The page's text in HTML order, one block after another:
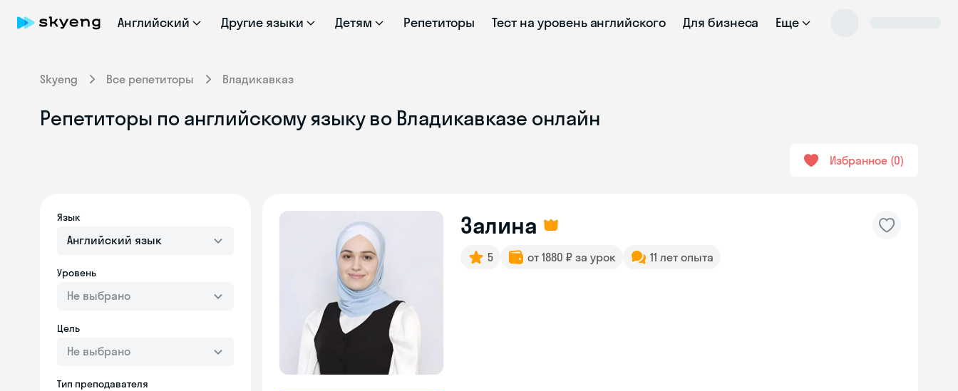
Английский Другие языки Детям Репетиторы Тест на уровень английского Для бизнеса Еще
Skyeng Все репетиторы Владикавказ
Репетиторы по английскому языку во Владикавказе онлайн
Избранное 0
Язык
Английский язык
Уровень
Не выбрано
Цель
Не выбрано
Тип преподавателя
Залина
5 от 1880 ₽ за урок 11 лет опыта